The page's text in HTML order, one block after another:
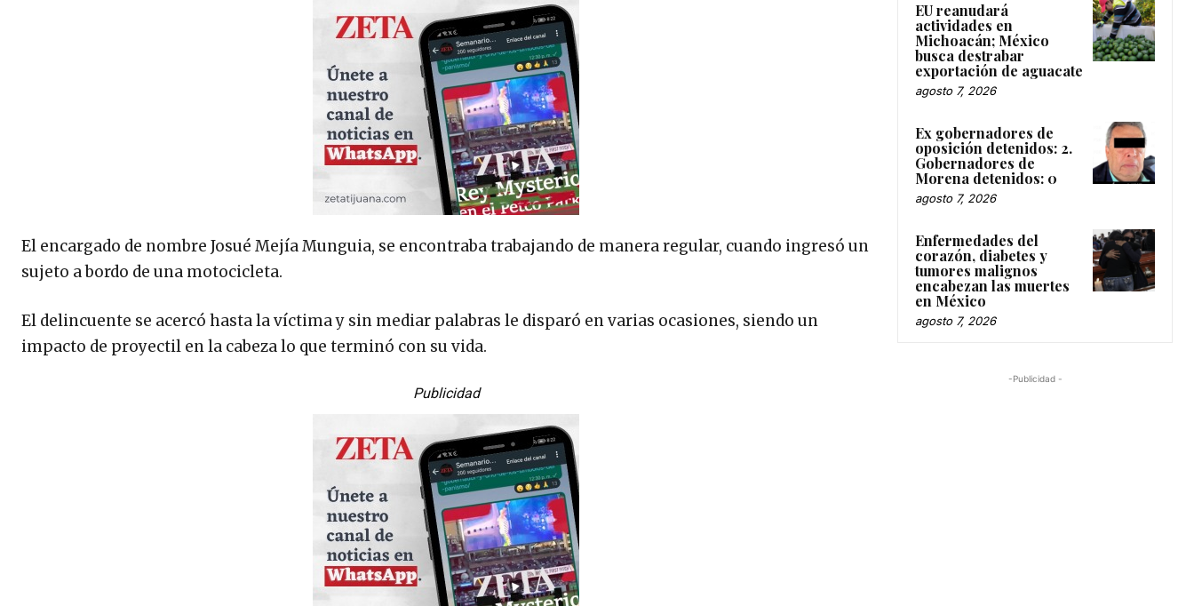
El encargado de nombre Josué Mejía Munguia, se encontraba trabajando de manera regular, cuando ingresó un
sujeto a bordo de una motocicleta.
El delincuente se acercó hasta la víctima y sin mediar palabras le disparó en varias ocasiones, siendo un
impacto de proyectil en la cabeza lo que terminó con su vida.
Publicidad
EU reanudará
actividades en
Michoacán; México
busca destrabar
exportación de aguacate
agosto 7, 2026
Ex gobernadores de
oposición detenidos: 2.
Gobernadores de
Morena detenidos: 0
agosto 7, 2026
Enfermedades del
corazón, diabetes y
tumores malignos
encabezan las muertes
en México
agosto 7, 2026
-Publicidad -